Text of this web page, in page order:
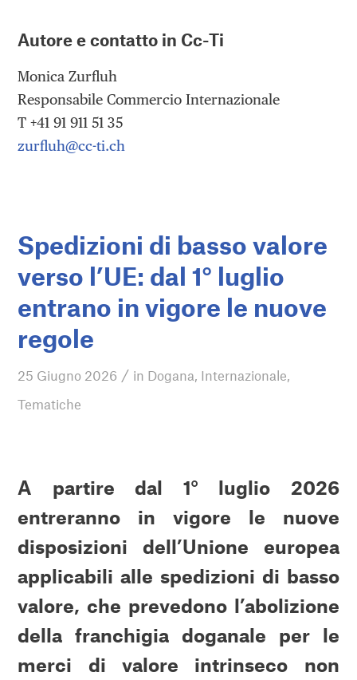
Autore e contatto in Cc-Ti
Monica Zurfluh
Responsabile Commercio Internazionale
T +41 91 911 51 35
zurfluh@cc-ti.ch
Spedizioni di basso valore
verso l’UE: dal 1° luglio
entrano in vigore le nuove
regole
25 Giugno 2026 / in Dogana, Internazionale,
Tematiche
A partire dal 1° luglio 2026
entreranno in vigore le nuove
disposizioni dell’Unione europea
applicabili alle spedizioni di basso
valore, che prevedono l’abolizione
della franchigia doganale per le
merci di valore intrinseco non